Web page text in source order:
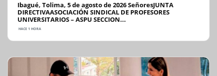
Ibagué, Tolima, 5 de agosto de 2026 SeñoresJUNTA
DIRECTIVAASOCIACIÓN SINDICAL DE PROFESORES
UNIVERSITARIOS – ASPU SECCION...
HACE 1 HORA